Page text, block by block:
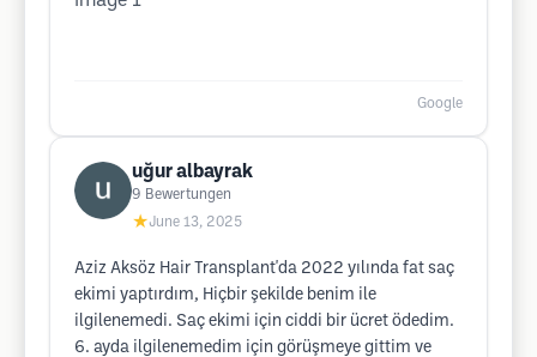
Google
uğur albayrak
9 Bewertungen
★June 13, 2025
Aziz Aksöz Hair Transplant'da 2022 yılında fat saç
ekimi yaptırdım, Hiçbir şekilde benim ile
ilgilenemedi. Saç ekimi için ciddi bir ücret ödedim.
6. ayda ilgilenemedim için görüşmeye gittim ve